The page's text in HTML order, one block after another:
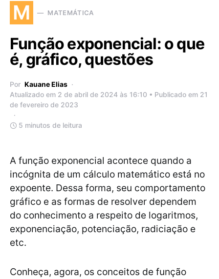
M MATEMÁTICA
Função exponencial: o que
é, gráfico, questões
Por Kauane Elias
Atualizado em 2 de abril de 2024 às 16:10 • Publicado em 21
de fevereiro de 2023
5 minutos de leitura
A função exponencial acontece quando a
incógnita de um cálculo matemático está no
expoente. Dessa forma, seu comportamento
gráfico e as formas de resolver dependem
do conhecimento a respeito de logaritmos,
exponenciação, potenciação, radiciação e
etc.
Conheça, agora, os conceitos de função